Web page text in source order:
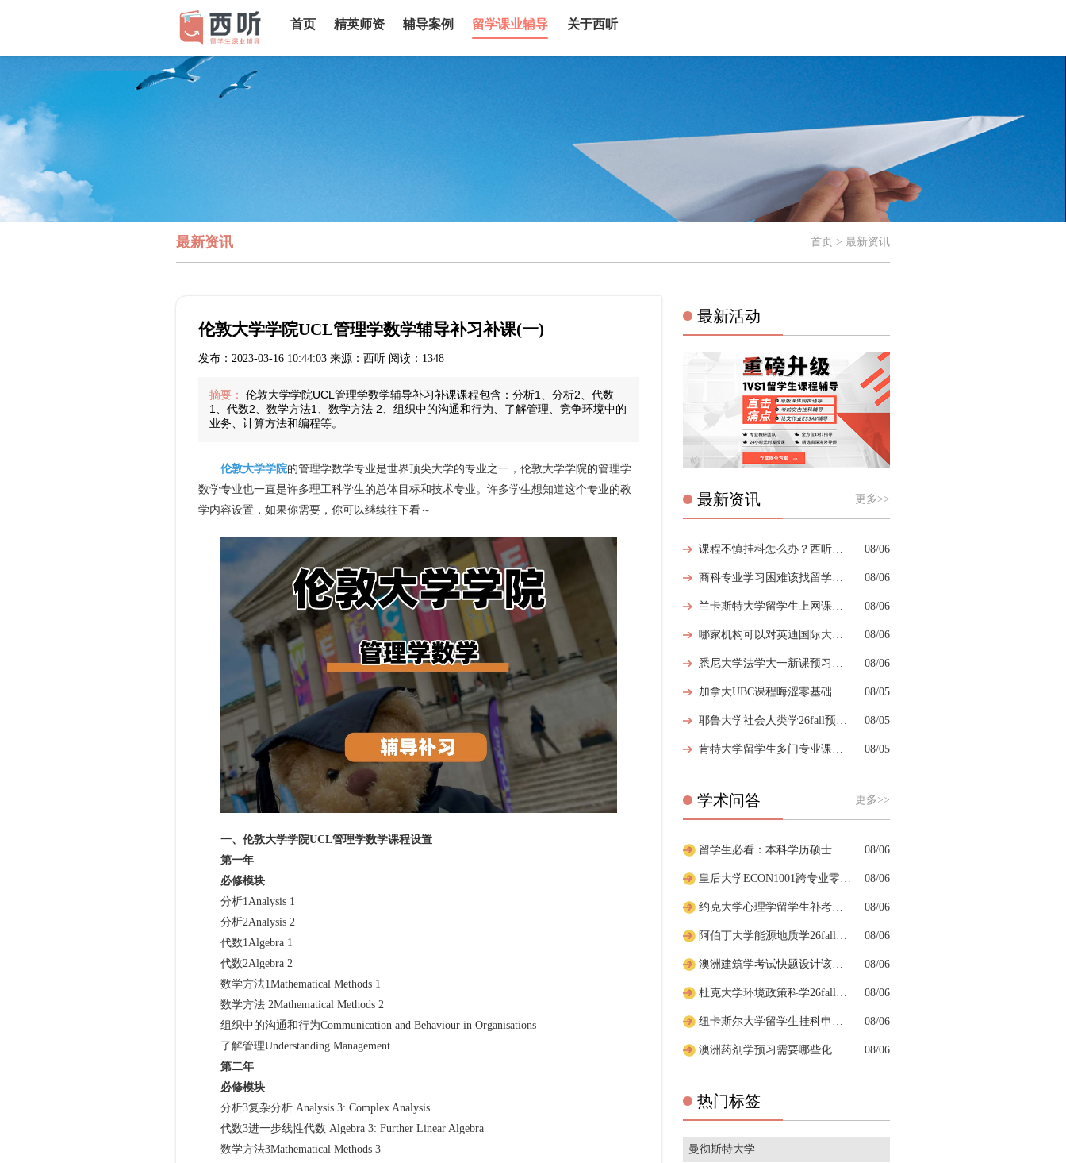
首页 精英师资 辅导案例 留学课业辅导 关于西听
最新资讯 首页 > 最新资讯
伦敦大学学院UCL管理学数学辅导补习补课(一)
发布：2023-03-16 10:44:03 来源：西听 阅读：1348
摘要：
伦敦大学学院UCL管理学数学辅导补习补课课程包含：分析1、分析2、代数
1、代数2、数学方法1、数学方法 2、组织中的沟通和行为、了解管理、竞争环境中的
业务、计算方法和编程等。
伦敦大学学院的管理学数学专业是世界顶尖大学的专业之一，伦敦大学学院的管理学
数学专业也一直是许多理工科学生的总体目标和技术专业。许多学生想知道这个专业的教
学内容设置，如果你需要，你可以继续往下看～
一、伦敦大学学院UCL管理学数学课程设置
第一年
必修模块
分析1Analysis 1
分析2Analysis 2
代数1Algebra 1
代数2Algebra 2
数学方法1Mathematical Methods 1
数学方法 2Mathematical Methods 2
组织中的沟通和行为Communication and Behaviour in Organisations
了解管理Understanding Management
第二年
必修模块
分析3复杂分析 Analysis 3: Complex Analysis
代数3进一步线性代数 Algebra 3: Further Linear Algebra
数学方法3Mathematical Methods 3
最新活动
最新资讯 更多>>
08/06
08/06
08/06
08/06
08/06
08/05
08/05
08/05
学术问答 更多>>
08/06
08/06
08/06
08/06
08/06
08/06
08/06
08/06
热门标签
曼彻斯特大学